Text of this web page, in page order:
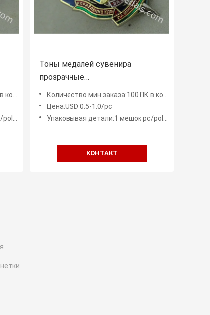
ПК
Тоны медалей сувенира
прозрачные
персонализированные Multi
покрывая для торжества
Количество мин заказа:100 ПК в конструкцию
Цена:USD 0.5-1.0/pc
Упаковывая детали:1 мешок pc/poly, мешок середины 50 ПК
КОНТАКТ